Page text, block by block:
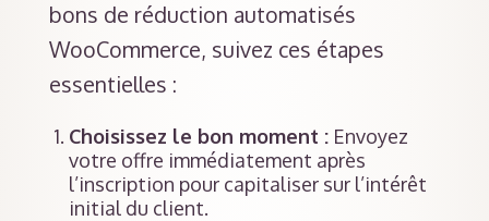
bons de réduction automatisés
WooCommerce, suivez ces étapes
essentielles :
Choisissez le bon moment :Envoyez
votre offre immédiatement après
l’inscription pour capitaliser sur l’intérêt
initial du client.